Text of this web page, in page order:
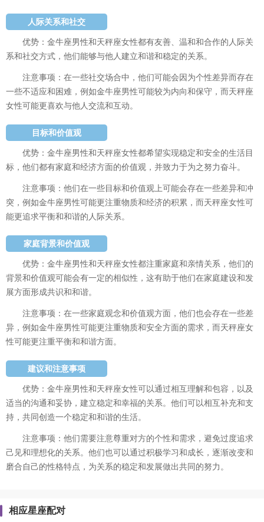
人际关系和社交
优势：金牛座男性和天秤座女性都有友善、温和和合作的人际关
系和社交方式，他们能够与他人建立和谐和稳定的关系。
注意事项：在一些社交场合中，他们可能会因为个性差异而存在
一些不适应和困难，例如金牛座男性可能较为内向和保守，而天秤座
女性可能更喜欢与他人交流和互动。
目标和价值观
优势：金牛座男性和天秤座女性都希望实现稳定和安全的生活目
标，他们都有家庭和经济方面的价值观，并致力于为之努力奋斗。
注意事项：他们在一些目标和价值观上可能会存在一些差异和冲
突，例如金牛座男性可能更注重物质和经济的积累，而天秤座女性可
能更追求平衡和和谐的人际关系。
家庭背景和价值观
优势：金牛座男性和天秤座女性都注重家庭和亲情关系，他们的
背景和价值观可能会有一定的相似性，这有助于他们在家庭建设和发
展方面形成共识和和谐。
注意事项：在一些家庭观念和价值观方面，他们也会存在一些差
异，例如金牛座男性可能更注重物质和安全方面的需求，而天秤座女
性可能更注重平衡和和谐方面。
建议和注意事项
优势：金牛座男性和天秤座女性可以通过相互理解和包容，以及
适当的沟通和妥协，建立稳定和幸福的关系。他们可以相互补充和支
持，共同创造一个稳定和和谐的生活。
注意事项：他们需要注意尊重对方的个性和需求，避免过度追求
己见和理想化的关系。他们也可以通过积极学习和成长，逐渐改变和
磨合自己的性格特点，为关系的稳定和发展做出共同的努力。
相应星座配对